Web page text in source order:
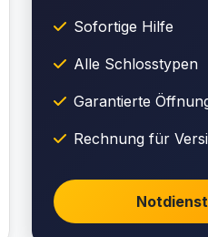
Sofortige Hilfe
Alle Schlosstypen
Garantierte
Rechnung für